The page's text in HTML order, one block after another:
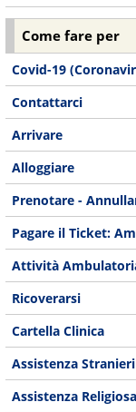
Come fare per
Covid-19
Contattarci
Arrivare
Alloggiare
Prenotare -
Pagare il Ticket:
Attività
Ricoverarsi
Cartella Clinica
Assistenza Stranieri
Assistenza